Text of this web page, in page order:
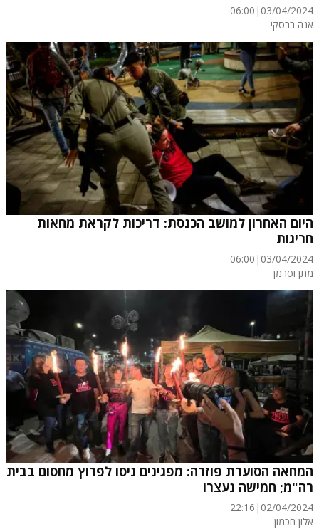
03/04/2024
|
06:00
אנה ברסקי
היום האחרון למושב הכנסת: דריכות לקראת מחאות
חריגות
03/04/2024
|
06:00
מתן וסרמן
המחאה הסוערת פוזרה: מפגינים ניסו לפרוץ מחסום בבית
רה"מ; חמישה נעצרו
02/04/2024
|
22:16
אלון חכמון